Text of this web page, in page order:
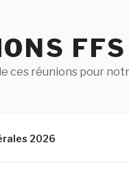
FFS
ces réunions pour
2026